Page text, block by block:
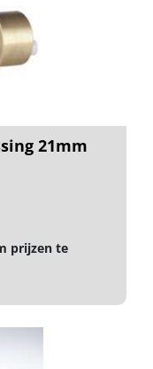
21mm
prijzen te